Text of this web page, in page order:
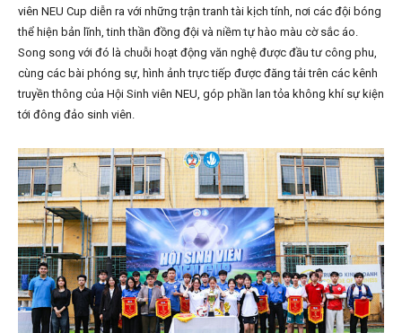
viên NEU Cup diễn ra với những trận tranh tài kịch tính, nơi các đội bóng
thể hiện bản lĩnh, tinh thần đồng đội và niềm tự hào màu cờ sắc áo.
Song song với đó là chuỗi hoạt động văn nghệ được đầu tư công phu,
cùng các bài phóng sự, hình ảnh trực tiếp được đăng tải trên các kênh
truyền thông của Hội Sinh viên NEU, góp phần lan tỏa không khí sự kiện
tới đông đảo sinh viên.